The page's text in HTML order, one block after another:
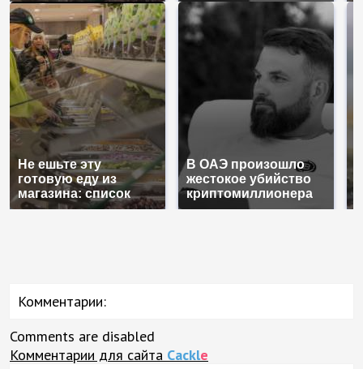
Не ешьте эту
готовую еду из
магазина: список
В ОАЭ произошло
жестокое убийство
криптомиллионера
Комментарии:
Comments are disabled
Комментарии для сайта Cackle